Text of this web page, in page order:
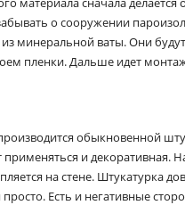
о сооружении
минеральной ваты. Они
пленки. Дальше идет
обыкновенной
и декоративная.
на стене. Штукатурка
Есть и негативные